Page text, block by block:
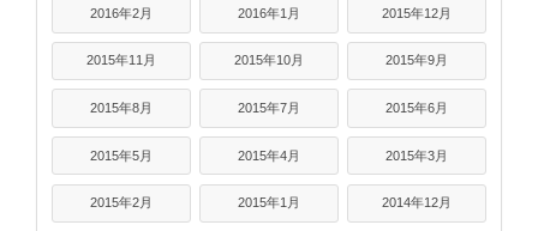
2016年2月 2016年1月 2015年12月
2015年11月 2015年10月 2015年9月
2015年8月 2015年7月 2015年6月
2015年5月 2015年4月 2015年3月
2015年2月 2015年1月 2014年12月